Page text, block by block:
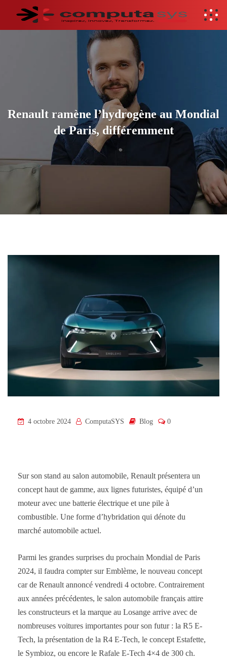
Renault ramène l’hydrogène au Mondial
de Paris, différemment
4 octobre 2024 ComputaSYS Blog 0
Sur son stand au salon automobile, Renault présentera un
concept haut de gamme, aux lignes futuristes, équipé d’un
moteur avec une batterie électrique et une pile à
combustible. Une forme d’hybridation qui dénote du
marché automobile actuel.
Parmi les grandes surprises du prochain Mondial de Paris
2024, il faudra compter sur Emblème, le nouveau concept
car de Renault annoncé vendredi 4 octobre. Contrairement
aux années précédentes, le salon automobile français attire
les constructeurs et la marque au Losange arrive avec de
nombreuses voitures importantes pour son futur : la R5 E-
Tech, la présentation de la R4 E-Tech, le concept Estafette,
le Symbioz, ou encore le Rafale E-Tech 4×4 de 300 ch.